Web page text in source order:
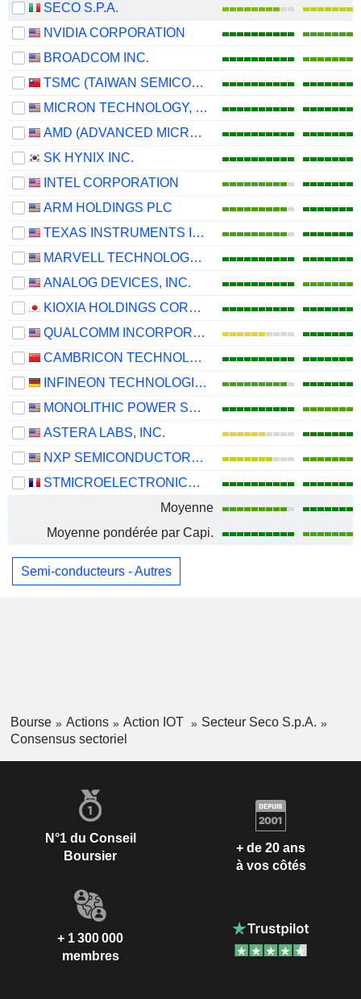
SECO S.P.A.
NVIDIA CORPORATION
BROADCOM INC.
TSMC (TAIWAN SEMICONDUCTOR MANUFACTURING COMPANY)
MICRON TECHNOLOGY, INC.
AMD (ADVANCED MICRO DEVICES)
SK HYNIX INC.
INTEL CORPORATION
ARM HOLDINGS PLC
TEXAS INSTRUMENTS INCORPORATED
MARVELL TECHNOLOGY GROUP LTD
ANALOG DEVICES, INC.
KIOXIA HOLDINGS CORPORATION
QUALCOMM INCORPORATED
CAMBRICON TECHNOLOGIES CORPORATION LIMITED
INFINEON TECHNOLOGIES AG
MONOLITHIC POWER SYSTEMS, INC.
ASTERA LABS, INC.
NXP SEMICONDUCTORS N.V.
STMICROELECTRONICS N.V.
Moyenne
Moyenne pondérée par Capi.
Semi-conducteurs - Autres
Bourse Actions Action IOT
Secteur Seco S.p.A.
Consensus sectoriel
N°1 du Conseil
Boursier
+ de 20 ans
à vos côtés
+ 1 300 000
membres